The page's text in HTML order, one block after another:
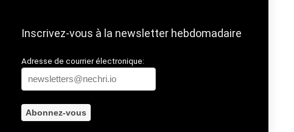
Inscrivez-vous à la newsletter hebdomadaire
Adresse de courrier électronique: